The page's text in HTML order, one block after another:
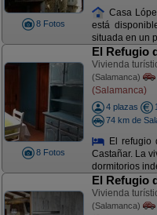
8 Fotos
Casa
está
situada en un
8 Fotos
El Refugio
Vivienda
(Salamanca)
(Salamanca)
4 plazas
74 km de
El refugio
Castañar. La
dormitorios
El Refugio
Vivienda
(Salamanca)